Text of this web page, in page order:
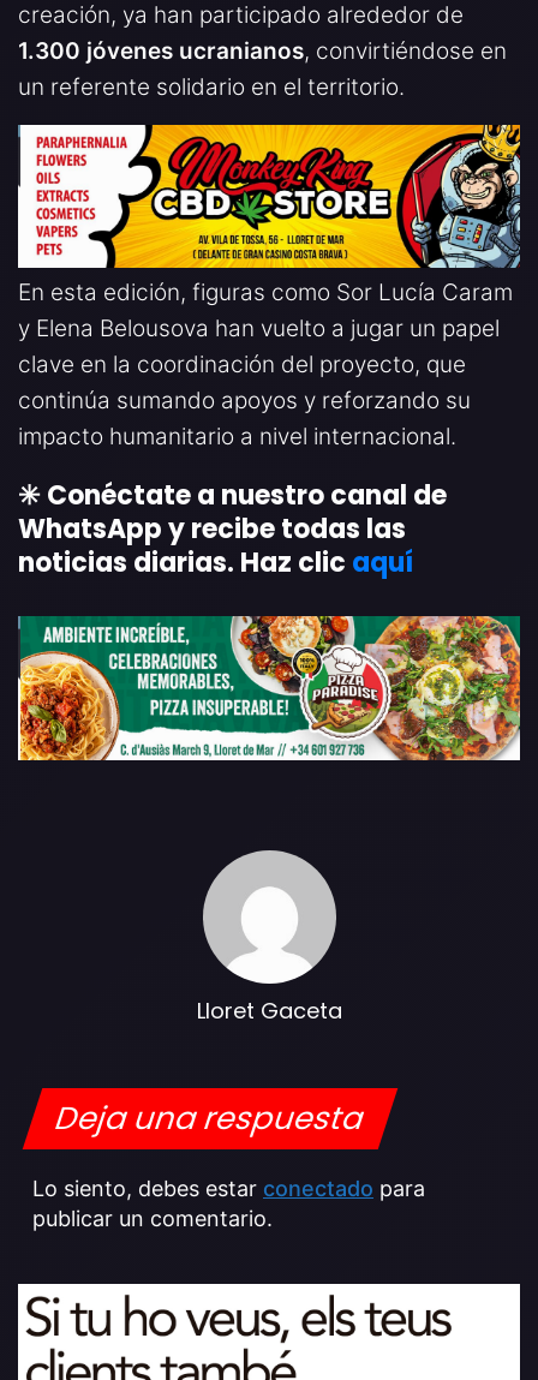
creación, ya han participado alrededor de
1.300 jóvenes ucranianos, convirtiéndose en
un referente solidario en el territorio.
En esta edición, figuras como Sor Lucía Caram
y Elena Belousova han vuelto a jugar un papel
clave en la coordinación del proyecto, que
continúa sumando apoyos y reforzando su
impacto humanitario a nivel internacional.
✳️ Conéctate a nuestro canal de
WhatsApp y recibe todas las
noticias diarias. Haz clic aquí
Lloret Gaceta
Deja una respuesta
Lo siento, debes estar conectado para
publicar un comentario.